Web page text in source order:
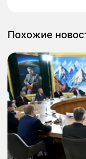
Похожие